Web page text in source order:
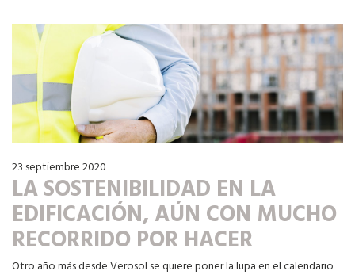
23 septiembre 2020
LA SOSTENIBILIDAD EN LA
EDIFICACIÓN, AÚN CON MUCHO
RECORRIDO POR HACER
Otro año más desde Verosol se quiere poner la lupa en el calendario